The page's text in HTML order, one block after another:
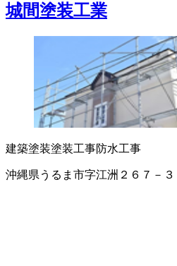
城間塗装工業
建築塗装塗装工事防水工事
沖縄県うるま市字江洲２６７－３